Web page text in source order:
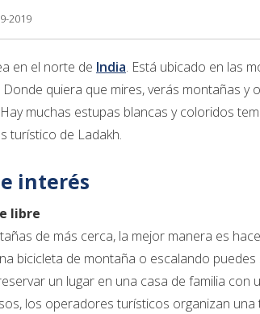
2019
en el norte de India. Está ubicado en las
Donde quiera que mires, verás montañas
muchas estupas blancas y coloridos
turístico de Ladakh.
interés
libre
de más cerca, la mejor manera es
bicicleta de montaña o escalando
un lugar en una casa de familia
los operadores turísticos organizan